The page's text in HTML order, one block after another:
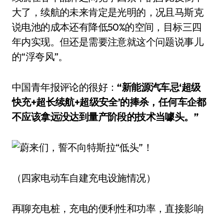
大了，续航的未来肯定是光明的，况且马斯克
说电池的成本还有降低50%的空间，目标三四
年内实现。但还是需要注意就这个问题说事儿
的“浮夸风”。
中国青年报评论的很好：“新能源汽车忌‘超级
快充+超长续航+超级安全’的捧杀，任何车企都
不应该拿远没达到量产阶段的技术当噱头。”
（四家电动车自建充电设施情况）
再聊充电桩，充电的便利性和功率，直接影响